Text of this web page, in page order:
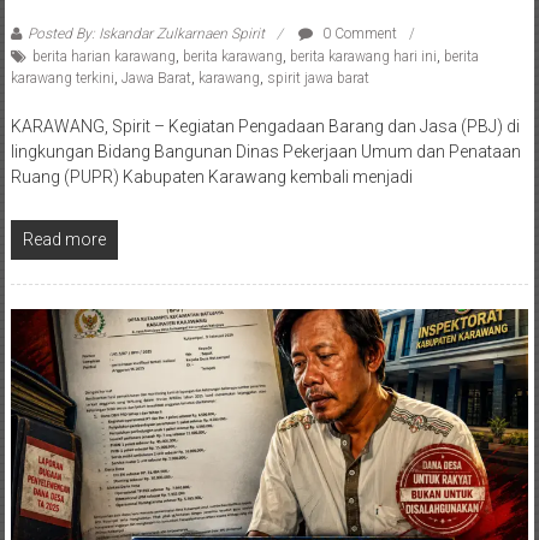
Posted By: Iskandar Zulkarnaen Spirit
0 Comment
berita harian karawang berita karawang berita karawang hari ini berita
karawang terkini Jawa Barat karawang spirit jawa barat
KARAWANG, Spirit – Kegiatan Pengadaan Barang dan Jasa (PBJ) di
lingkungan Bidang Bangunan Dinas Pekerjaan Umum dan Penataan
Ruang (PUPR) Kabupaten Karawang kembali menjadi
Read more